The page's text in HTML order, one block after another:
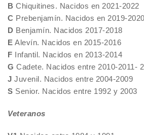
B Chiquitines. Nacidos en 2021-2022
C Prebenjamín. Nacidos en 2019-2020
D Benjamín. Nacidos 2017-2018
E Alevín. Nacidos en 2015-2016
F Infantil. Nacidos en 2013-2014
G Cadete. Nacidos entre 2010-2011-
J Juvenil. Nacidos entre 2004-2009
S Senior. Nacidos entre 1992 y 2003
Veteranos